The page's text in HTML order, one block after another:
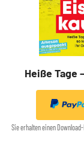
Heiße Tage
Sie erhalten einen